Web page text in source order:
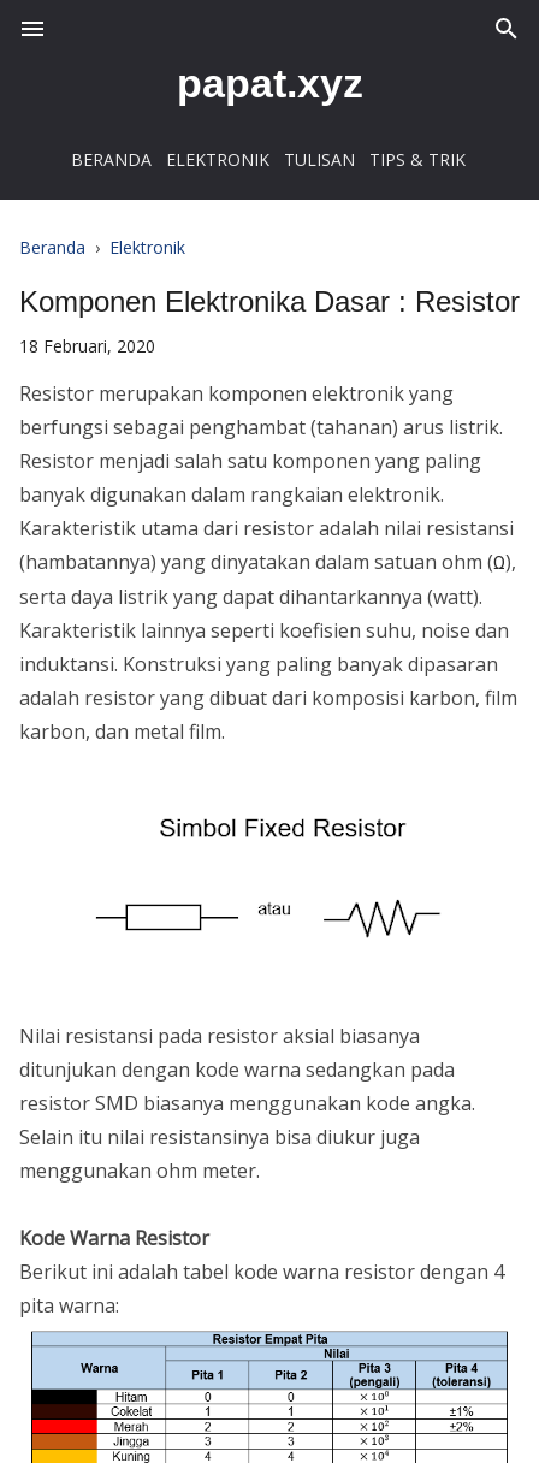
papat.xyz
BERANDA ELEKTRONIK TULISAN TIPS & TRIK
Beranda › Elektronik
Komponen Elektronika Dasar : Resistor
18 Februari, 2020
Resistor merupakan komponen elektronik yang
berfungsi sebagai penghambat (tahanan) arus listrik.
Resistor menjadi salah satu komponen yang paling
banyak digunakan dalam rangkaian elektronik.
Karakteristik utama dari resistor adalah nilai resistansi
(hambatannya) yang dinyatakan dalam satuan ohm (Ω),
serta daya listrik yang dapat dihantarkannya (watt).
Karakteristik lainnya seperti koefisien suhu, noise dan
induktansi. Konstruksi yang paling banyak dipasaran
adalah resistor yang dibuat dari komposisi karbon, film
karbon, dan metal film.
Nilai resistansi pada resistor aksial biasanya
ditunjukan dengan kode warna sedangkan pada
resistor SMD biasanya menggunakan kode angka.
Selain itu nilai resistansinya bisa diukur juga
menggunakan ohm meter.
Kode Warna Resistor
Berikut ini adalah tabel kode warna resistor dengan 4
pita warna: